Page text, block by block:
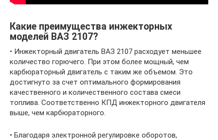
Какие преимущества инжекторных
моделей ВАЗ 2107?
• Инжекторный двигатель ВАЗ 2107 расходует меньшее
количество горючего. При этом более мощный, чем
карбюраторный двигатель с таким же объемом. Это
достигнуто за счет оптимального формирования
качественного и количественного состава смеси
топлива. Соответственно КПД инжекторного двигателя
выше, чем карбюраторного.
• Благодаря электронной регулировке оборотов,